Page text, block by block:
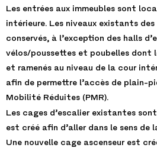
Les entrées aux immeubles sont
intérieure. Les niveaux existants
conservés, à l’exception des halls
vélos/poussettes et poubelles dont
et ramenés au niveau de la cour
afin de permettre l’accès de plain-
Mobilité Réduites (PMR).
Les cages d’escalier existantes
est créé afin d’aller dans le sens de
Une nouvelle cage ascenseur est